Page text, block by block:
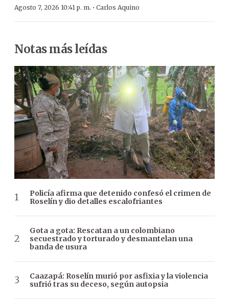
Agosto 7, 2026 10:41 p. m. · Carlos Aquino
Notas más leídas
Policía afirma que detenido confesó el crimen de
Roselín y dio detalles escalofriantes
Gota a gota: Rescatan a un colombiano
secuestrado y torturado y desmantelan una
banda de usura
Caazapá: Roselín murió por asfixia y la violencia
sufrió tras su deceso, según autopsia